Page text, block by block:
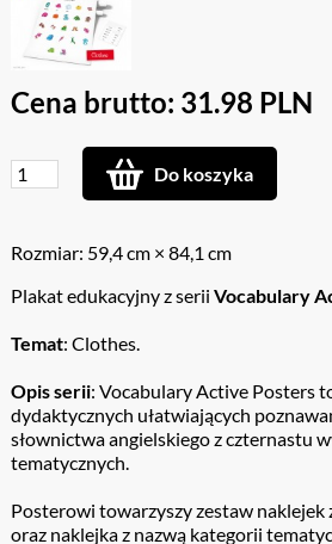
Cena brutto: 31.98 PLN
Do koszyka
Rozmiar: 59,4 cm × 84,1 cm
Plakat edukacyjny z serii Vocabulary
Temat: Clothes.
Opis serii: Vocabulary Active Posters
dydaktycznych ułatwiających
słownictwa angielskiego z czternastu
tematycznych.
Posterowi towarzyszy zestaw naklejek
oraz naklejka z nazwą kategorii